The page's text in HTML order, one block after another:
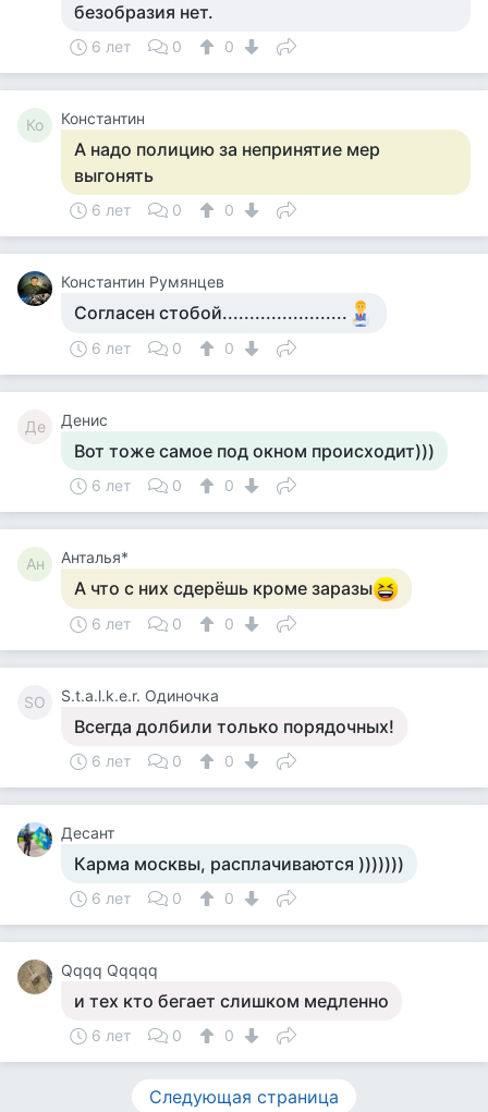
безобразия нет.
6 лет 0 0
Ко Константин
А надо полицию за непринятие мер
выгонять
6 лет 0 0
Константин Румянцев
Согласен стобой.......................
6 лет 0 0
Де Денис
Вот тоже самое под окном происходит)))
6 лет 0 0
Ан Анталья*
А что с них сдерëшь кроме заразы
6 лет 0 0
SО S.t.a.l.k.e.r. Одиночка
Всегда долбили только порядочных!
6 лет 0 0
Десант
Карма москвы, расплачиваются )))))))
6 лет 0 0
Qqqq Qqqqq
и тех кто бегает слишком медленно
6 лет 0 0
Следующая страница